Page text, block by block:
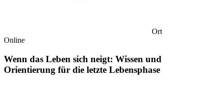
Ort
Online
Wenn das Leben sich neigt: Wissen und
Orientierung für die letzte Lebensphase